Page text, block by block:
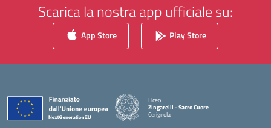
Scarica la nostra app ufficiale su:
App Store Play Store
Liceo
Zingarelli - Sacro Cuore
Cerignola
— Visita la pagina iniziale della scuola